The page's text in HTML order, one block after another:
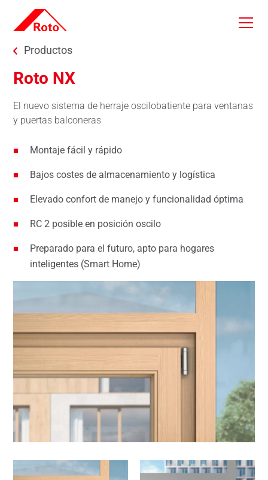
Skip to main content
You are here:
Productos
Roto NX
El nuevo sistema de herraje oscilobatiente para ventanas
y puertas balconeras
Montaje fácil y rápido
Bajos costes de almacenamiento y logística
Elevado confort de manejo y funcionalidad óptima
RC 2 posible en posición oscilo
Preparado para el futuro, apto para hogares
inteligentes (Smart Home)